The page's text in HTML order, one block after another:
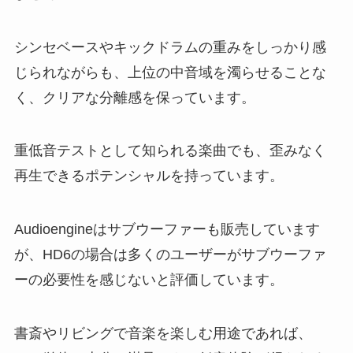
シンセベースやキックドラムの重みをしっかり感
じられながらも、上位の中音域を濁らせることな
く、クリアな分離感を保っています。
重低音テストとして知られる楽曲でも、歪みなく
再生できるポテンシャルを持っています。
Audioengineはサブウーファーも販売しています
が、HD6の場合は多くのユーザーがサブウーファ
ーの必要性を感じないと評価しています。
書斎やリビングで音楽を楽しむ用途であれば、